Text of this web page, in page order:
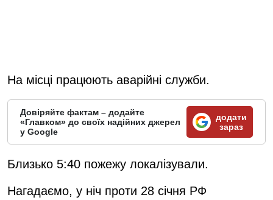
На місці працюють аварійні служби.
Довіряйте фактам – додайте
«Главком» до своїх надійних джерел
у Google
додати
зараз
Близько 5:40 пожежу локалізували.
Нагадаємо, у ніч проти 28 січня РФ